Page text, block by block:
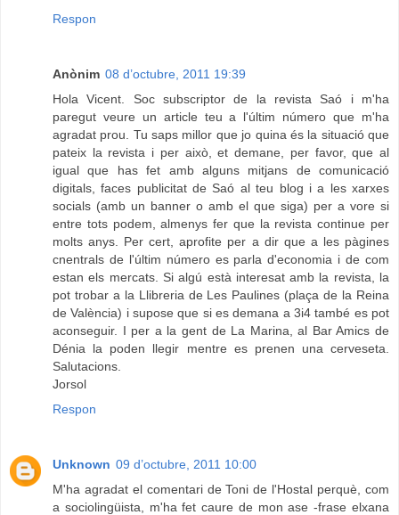
Respon
Anònim 08 d’octubre, 2011 19:39
Hola Vicent. Soc subscriptor de la revista Saó i m'ha
paregut veure un article teu a l'últim número que m'ha
agradat prou. Tu saps millor que jo quina és la situació que
pateix la revista i per això, et demane, per favor, que al
igual que has fet amb alguns mitjans de comunicació
digitals, faces publicitat de Saó al teu blog i a les xarxes
socials (amb un banner o amb el que siga) per a vore si
entre tots podem, almenys fer que la revista continue per
molts anys. Per cert, aprofite per a dir que a les pàgines
cnentrals de l'últim número es parla d'economia i de com
estan els mercats. Si algú està interesat amb la revista, la
pot trobar a la Llibreria de Les Paulines (plaça de la Reina
de València) i supose que si es demana a 3i4 també es pot
aconseguir. I per a la gent de La Marina, al Bar Amics de
Dénia la poden llegir mentre es prenen una cerveseta.
Salutacions.
Jorsol
Respon
Unknown 09 d’octubre, 2011 10:00
M'ha agradat el comentari de Toni de l'Hostal perquè, com
a sociolingüista, m'ha fet caure de mon ase -frase elxana